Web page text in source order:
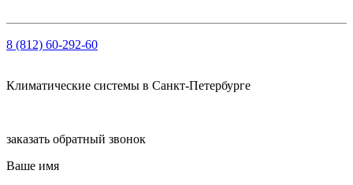
8 (812) 60-292-60
Климатические системы в Санкт-Петербурге
заказать обратный звонок
Ваше имя